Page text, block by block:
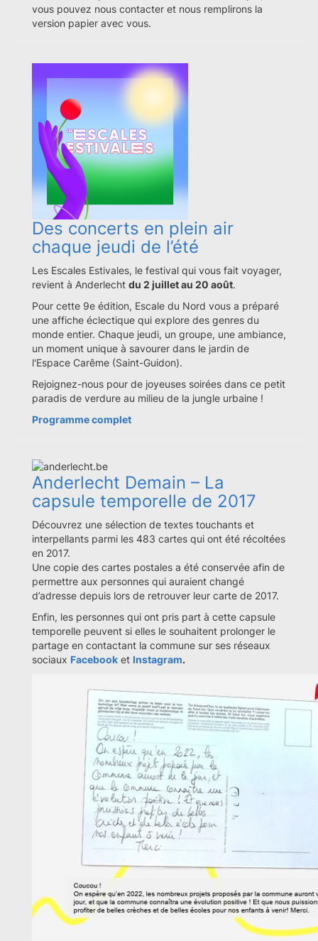
vous pouvez nous contacter et nous remplirons la
version papier avec vous.
Des concerts en plein air
chaque jeudi de l’été
Les Escales Estivales, le festival qui vous fait voyager,
revient à Anderlecht du 2 juillet au 20 août.
Pour cette 9e édition, Escale du Nord vous a préparé
une affiche éclectique qui explore des genres du
monde entier. Chaque jeudi, un groupe, une ambiance,
un moment unique à savourer dans le jardin de
l'Espace Carême (Saint-Guidon).
Rejoignez-nous pour de joyeuses soirées dans ce petit
paradis de verdure au milieu de la jungle urbaine !
Programme complet
Anderlecht Demain – La
capsule temporelle de 2017
Découvrez une sélection de textes touchants et
interpellants parmi les 483 cartes qui ont été récoltées
en 2017.
Une copie des cartes postales a été conservée afin de
permettre aux personnes qui auraient changé
d’adresse depuis lors de retrouver leur carte de 2017.
Enfin, les personnes qui ont pris part à cette capsule
temporelle peuvent si elles le souhaitent prolonger le
partage en contactant la commune sur ses réseaux
sociaux Facebook et Instagram.